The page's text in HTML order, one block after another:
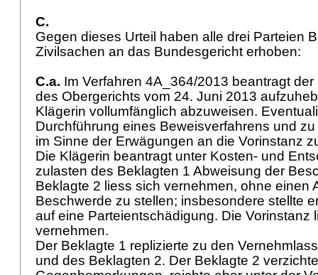
C.
Gegen dieses Urteil haben alle drei Parteien
Zivilsachen an das Bundesgericht erhoben:
C.a. Im Verfahren 4A_364/2013 beantragt
des Obergerichts vom 24. Juni 2013
Klägerin vollumfänglich abzuweisen.
Durchführung eines Beweisverfahrens und
im Sinne der Erwägungen an die Vorinstanz
Die Klägerin beantragt unter Kosten- und
zulasten des Beklagten 1 Abweisung der
Beklagte 2 liess sich vernehmen, ohne einen
Beschwerde zu stellen; insbesondere stellte
auf eine Parteientschädigung. Die Vorinstanz
vernehmen.
Der Beklagte 1 replizierte zu den
und des Beklagten 2. Der Beklagte 2